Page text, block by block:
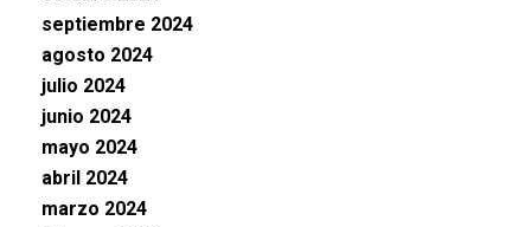
septiembre 2024
agosto 2024
julio 2024
junio 2024
mayo 2024
abril 2024
marzo 2024